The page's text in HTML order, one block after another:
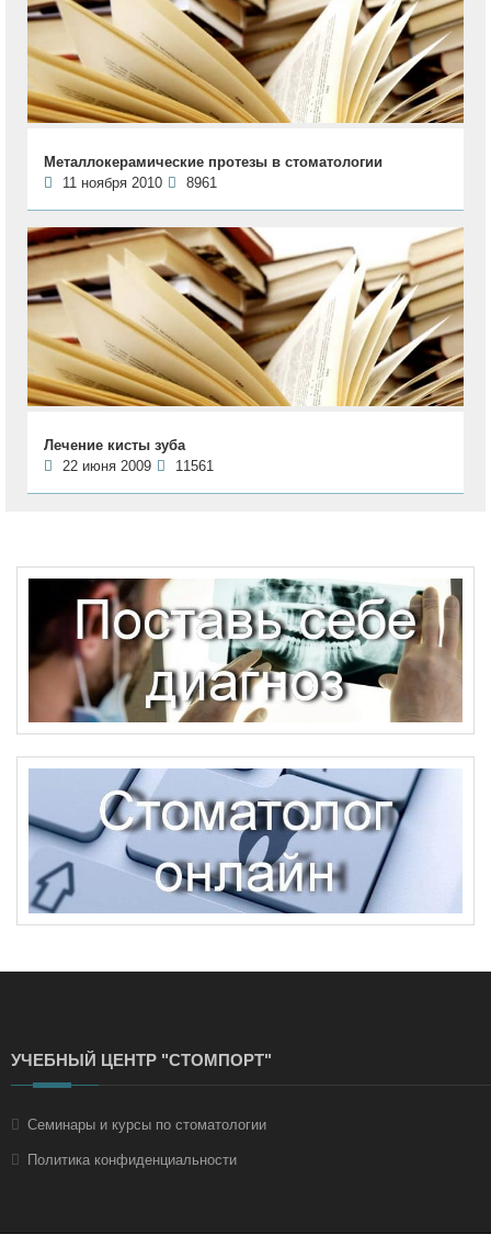
Металлокерамические протезы в стоматологии
11 ноября 2010
8961
Лечение кисты зуба
22 июня 2009
11561
УЧЕБНЫЙ ЦЕНТР "СТОМПОРТ"
Семинары и курсы по стоматологии
Политика конфиденциальности